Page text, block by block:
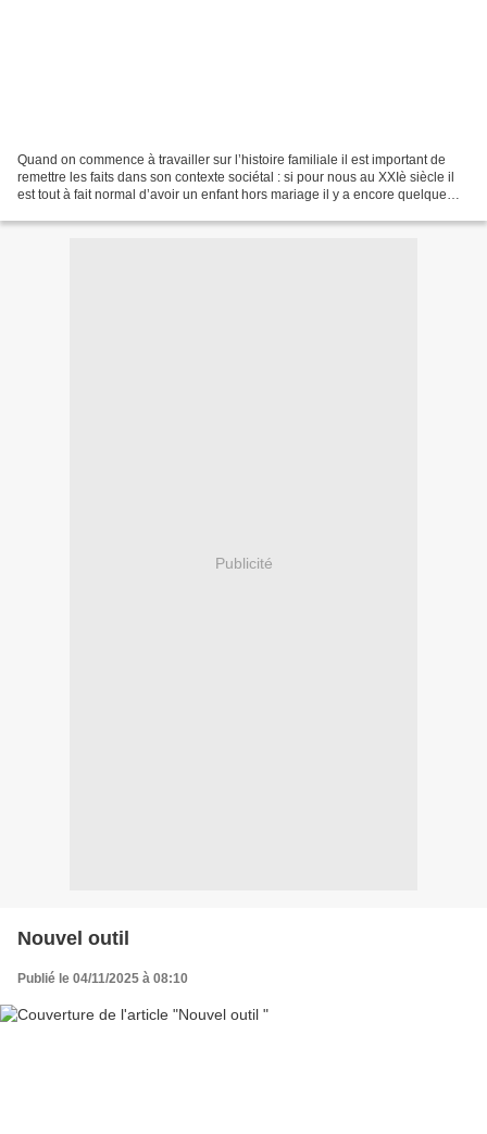
Quand on commence à travailler sur l’histoire familiale il est important de
remettre les faits dans son contexte sociétal : si pour nous au XXIè siècle il
est tout à fait normal d’avoir un enfant hors mariage il y a encore quelque
Publicité
Nouvel outil
Publié le 04/11/2025 à 08:10